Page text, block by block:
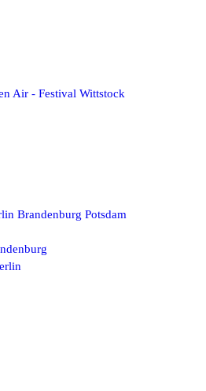
Air - Festival Wittstock
Brandenburg Potsdam